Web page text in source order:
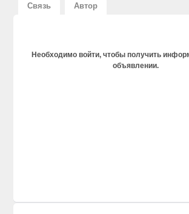
Связь Автор
Необходимо войти, чтобы получить
объявлении.